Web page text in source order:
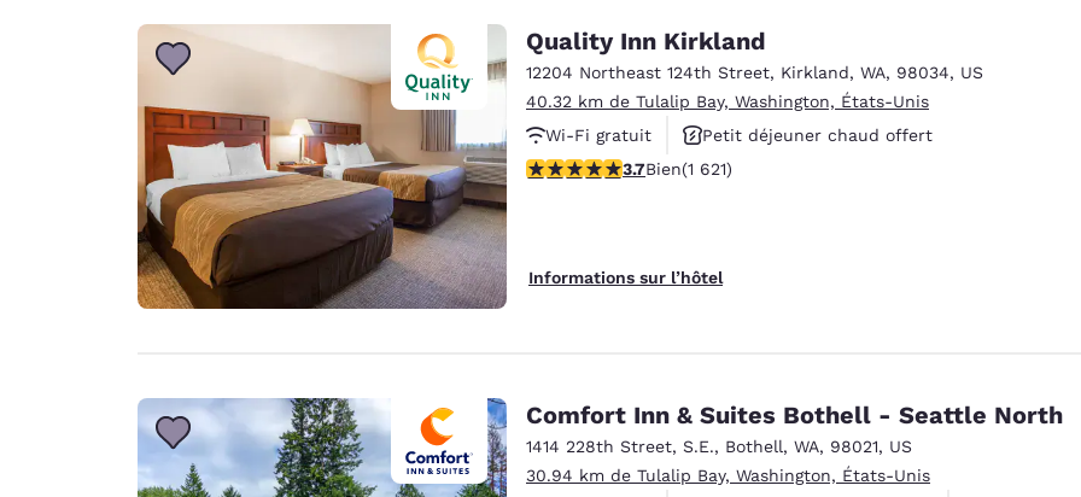
Quality Inn Kirkland
12204 Northeast 124th Street, Kirkland, WA, 98034, US
40.32 km de Tulalip Bay, Washington, États-Unis
Wi-Fi gratuit
Petit déjeuner chaud offert
Animaux acceptés
3.69 étoiles. Bien. 1621 commentaires
3.7Bien(1 621)
Informations sur l’hôtel
Comfort Inn & Suites Bothell - Seattle North
1414 228th Street, S.E., Bothell, WA, 98021, US
30.94 km de Tulalip Bay, Washington, États-Unis